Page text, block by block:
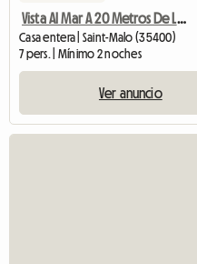
Vista Al Mar A 20 Metros De La Playa, A 500 Metros Del Intra-
Casa entera | Saint-Malo (35400)
7 pers. | Mínimo 2 noches
Ver anuncio